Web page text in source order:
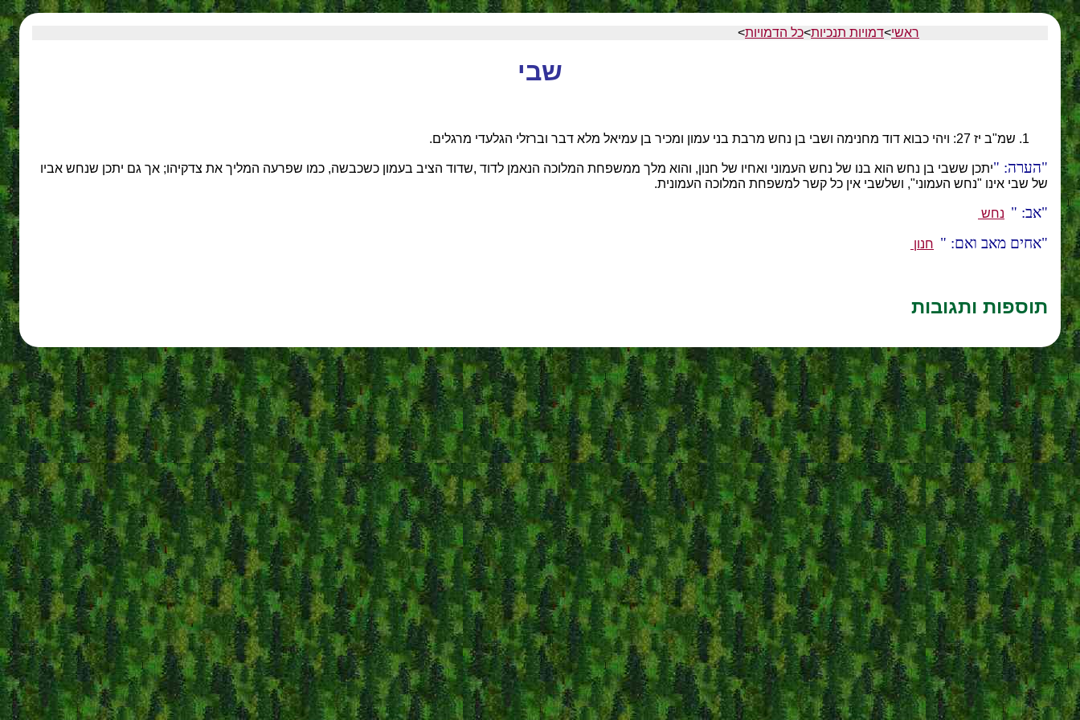
ראשי>דמויות תנכיות>כל הדמויות>
שבי
שמ"ב יז 27: ויהי כבוא דוד מחנימה ושבי בן נחש מרבת בני עמון ומכיר בן עמיאל מלא דבר וברזלי הגלעדי מרגלים.
הערה:
יתכן ששבי בן נחש הוא בנו של נחש העמוני ואחיו של חנון, והוא מלך ממשפחת המלוכה הנאמן לדוד ,שדוד הציב בעמון כשכבשה, כמו שפרעה המליך את צדקיהו; אך גם יתכן שנחש אביו
של שבי אינו "נחש העמוני", ושלשבי אין כל קשר למשפחת המלוכה העמונית.
אב: נחש
אחים מאב ואם: חנון
תוספות ותגובות